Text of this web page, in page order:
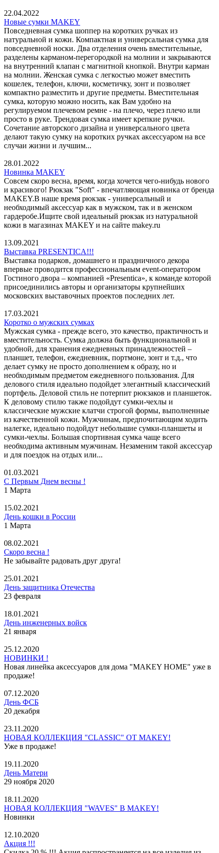
22.04.2022
Новые сумки MAKEY
Повседневная сумка шоппер на коротких ручках из
натуральной и кожи. Компактная и универсальная сумка для
повседневной носки. Два отделения очень вместительные,
разделены карманом-перегородкой на молнии и закрываются
на внутренний клапан с магнитной кнопкой. Внутри карман
на молнии. Женская сумка с легкостью может вместить
кошелек, телефон, ключи, косметичку, зонт и позволяет
компактно разместить и другие предметы. Вместительная
сумка, которую можно носить, как Вам удобно на
регулируемом плечевом ремне - на плечо, через плечо или
просто в руке. Трендовая сумка имеет крепкие ручки.
Сочетание авторского дизайна и универсального цвета
делают такую сумку на коротких ручках аксессуаром на все
случаи жизни и лучшим...
28.01.2022
Новинка MAKEY
Совсем скоро весна, время, когда хочется чего-нибудь нового
и красивого! Рюкзак "Soft" - впечатляющая новинка от бренда
MAKEY.В наше время рюкзак - универсальный и
необходимый аксессуар как в мужском, так и в женском
гардеробе.Ищите свой идеальный рюкзак из натуральной
кожи в магазинах MAKEY и на сайте makey.ru
13.09.2021
Выставка PRESENTICA!!!
Выставка подарков, домашнего и праздничного декора
впервые проводится профессиональным event-оператором
Гостиного двора – компанией «Presentica», к команде которой
присоединились авторы и организаторы крупнейших
московских выставочных проектов последних лет.
17.03.2021
Коротко о мужских сумках
Мужская сумка - прежде всего, это качество, практичность и
вместительность. Сумка должна быть функциональной и
удобной, для хранения ежедневных принадлежностей –
планшет, телефон, ежедневник, портмоне, зонт и т.д., что
делает сумку не просто дополнением к образу, но и
необходимым предметом ежедневного пользования. Для
делового стиля идеально подойдет элегантный классический
портфель. Деловой стиль не потерпит рюкзаков и планшеток.
К деловому стилю также подойдут сумки-чехлы и
классические мужские клатчи строгой формы, выполненные
из качественной кожи. Мужчинам, предпочитающим ходить
налегке, идеально подойдут небольшие сумки-планшеты и
сумки-чехлы. Большая спортивная сумка чаще всего
необходима активным мужчинам. Незаменим такой аксессуар
и для поездок на отдых или...
01.03.2021
С Первым Днем весны !
1 Марта
15.02.2021
День кошки в России
1 Марта
08.02.2021
Скоро весна !
Не забывайте радовать друг друга!
25.01.2021
День защитника Отечества
23 февраля
18.01.2021
День инженерных войск
21 января
25.12.2020
НОВИНКИ !
Новая линейка аксессуаров для дома "MAKEY HOME" уже в
продаже!
07.12.2020
День ФСБ
20 декабря
23.11.2020
НОВАЯ КОЛЛЕКЦИЯ "CLASSIC" ОТ MAKEY!
Уже в продаже!
19.11.2020
День Матери
29 ноября 2020
18.11.2020
НОВАЯ КОЛЛЕКЦИЯ "WAVES" В MAKEY!
Новинки
12.10.2020
Акция !!!